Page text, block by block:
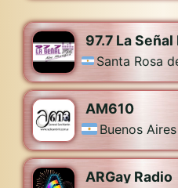
97.7 La Señal
Santa Rosa
AM610
Buenos Aires
ARGay Radio